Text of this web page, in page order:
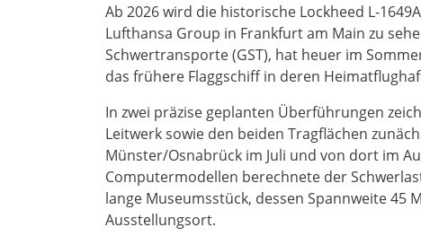
Ab 2026 wird die historische Lockheed L-
Lufthansa Group in Frankfurt am Main zu
Schwertransporte (GST), hat heuer im
das frühere Flaggschiff in deren
In zwei präzise geplanten Überführungen
Leitwerk sowie den beiden Tragflächen
Münster/Osnabrück im Juli und von dort im
Computermodellen berechnete der
lange Museumsstück, dessen Spannweite
Ausstellungsort.